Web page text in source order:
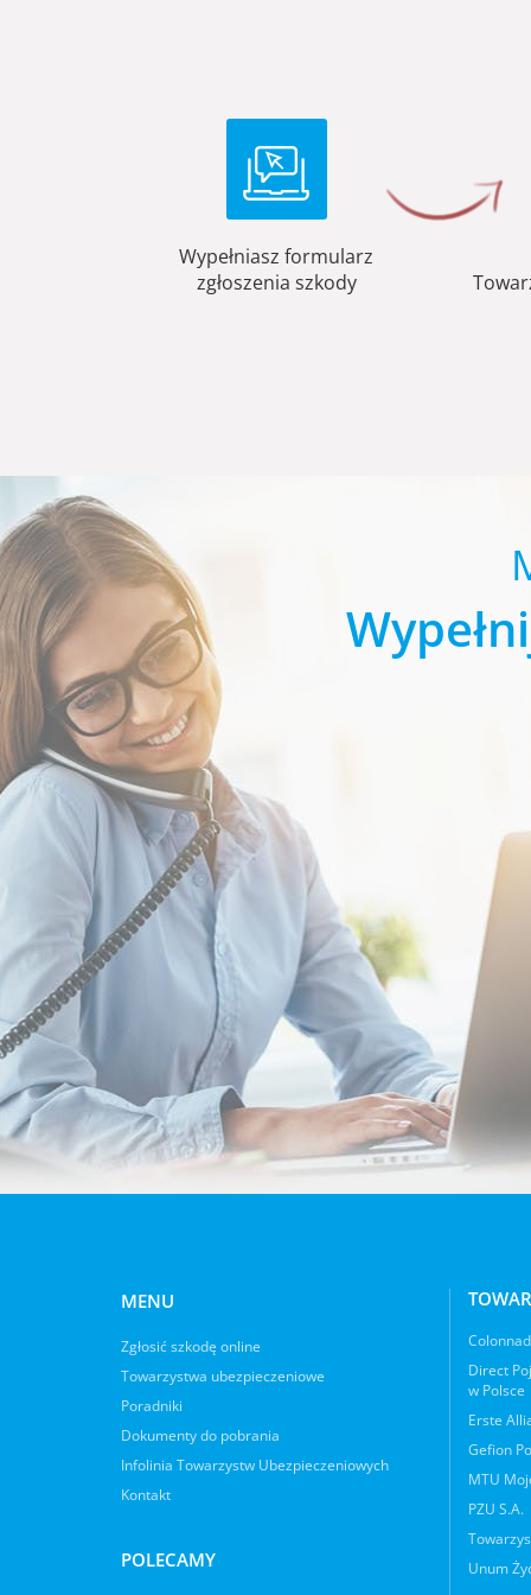
Wypełniasz formularz
zgłoszenia szkody
MENU
Zgłosić szkodę online
Towarzystwa ubezpieczeniowe
Poradniki
Dokumenty do pobrania
Infolinia Towarzystw Ubezpieczeniowych
Kontakt
POLECAMY
Direct
w Polsce
Erste
Gefion
MTU
PZU S.A.
Unum